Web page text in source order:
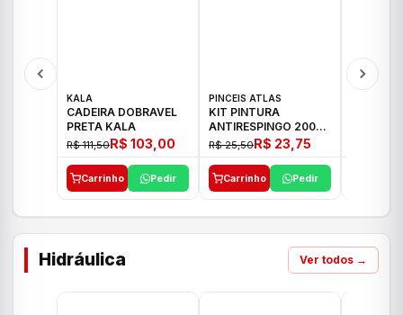
KALA
CADEIRA DOBRAVEL
PRETA KALA
R$ 111,50R$ 103,00
Carrinho Pedir
PINCEIS ATLAS
KIT PINTURA
ANTIRESPINGO 2003
ATLAS 03 PCS
R$ 25,50R$ 23,75
Carrinho Pedir
Hidráulica Ver todos →